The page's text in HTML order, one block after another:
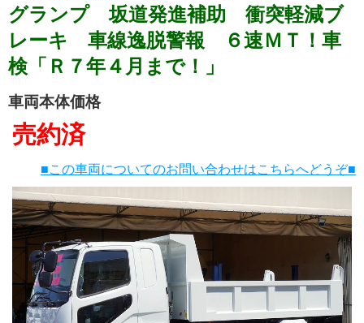
グランプ 坂道発進補助 衝突軽減ブ
レーキ 車線逸脱警報 ６速ＭＴ！車
検「Ｒ７年４月まで！」
車両本体価格
売約済
■この車両についてのお問い合わせはこちらへどうぞ■